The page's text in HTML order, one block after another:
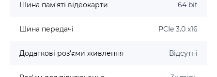
Шина пам'яті відеокарти 64 bit
Шина передачі PCIe 3.0 x16
Додаткові роз'єми живлення Відсутні